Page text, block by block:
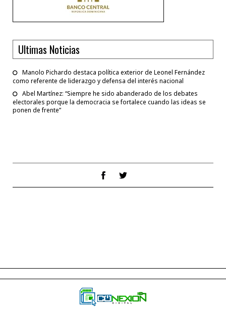
Ultimas Noticias
Manolo Pichardo destaca política exterior de Leonel Fernández
como referente de liderazgo y defensa del interés nacional
Abel Martínez: “Siempre he sido abanderado de los debates
electorales porque la democracia se fortalece cuando las ideas se
ponen de frente”